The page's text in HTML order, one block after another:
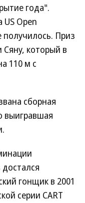
года".
Open
получилось. Приз
Сяну, который в
110 м с
сборная
выигравшая
гонщик в 2001
серии CART